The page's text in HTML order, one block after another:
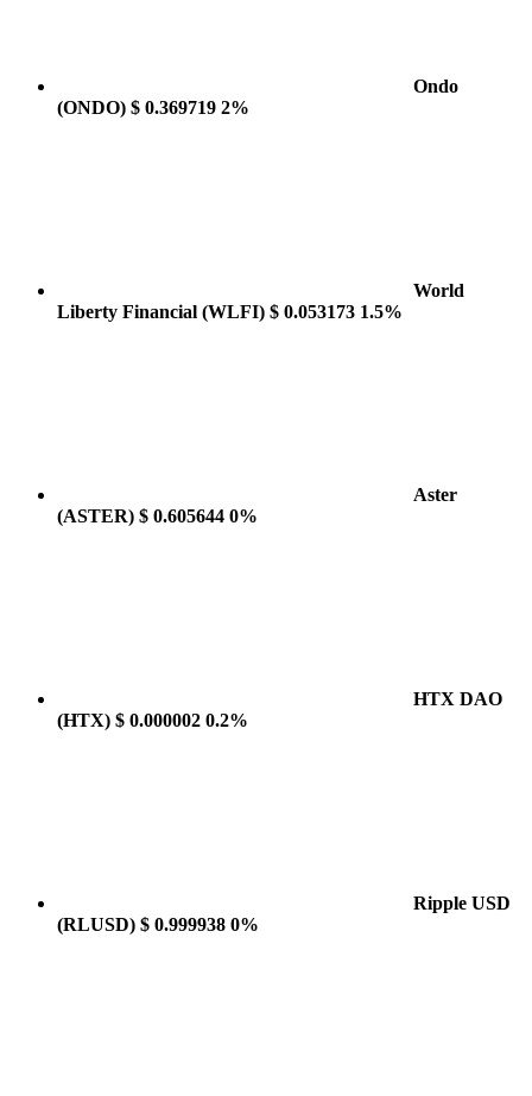
Ondo
(ONDO) $ 0.369719 2%
World
Liberty Financial (WLFI) $ 0.053173 1.5%
Aster
(ASTER) $ 0.605644 0%
HTX DAO
(HTX) $ 0.000002 0.2%
Ripple USD
(RLUSD) $ 0.999938 0%